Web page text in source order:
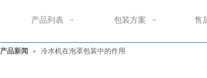
产品列表 包装方案 售
产品新闻 » 冷水机在泡罩包装中的作用